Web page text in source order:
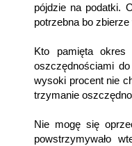
pójdzie na podatki.
potrzebna bo
Kto pamięta
oszczędnościami
wysoki procent nie
trzymanie
Nie mogę się
powstrzymywało